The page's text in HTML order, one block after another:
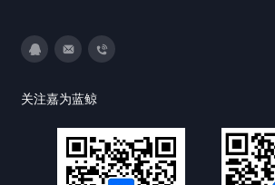
关注嘉为蓝鲸